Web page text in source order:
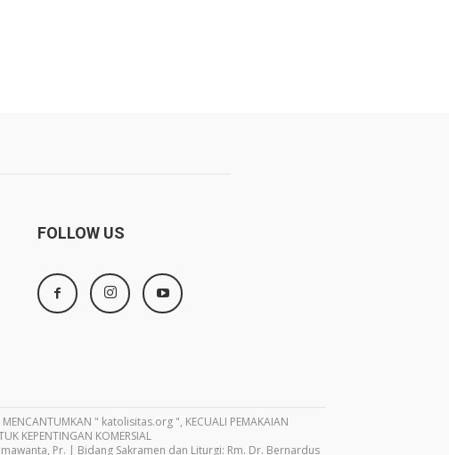
FOLLOW US
MENCANTUMKAN " katolisitas.org ", KECUALI PEMAKAIAN
KEPENTINGAN KOMERSIAL
Pr. | Bidang Sakramen dan Liturgi: Rm. Dr. Bernardus